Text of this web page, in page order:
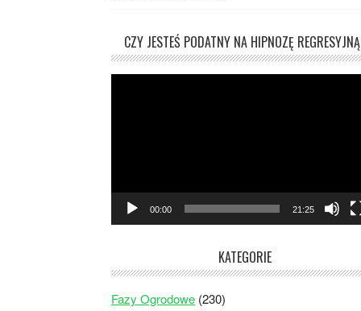
CZY JESTEŚ PODATNY NA HIPNOZĘ
00:00 21:25
KATEGORIE
Fazy Ogrodowe (230)